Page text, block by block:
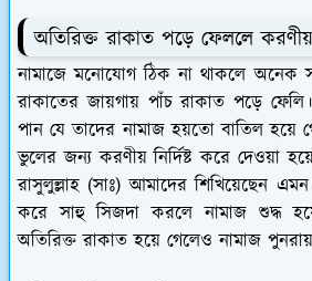
অতিরিক্ত রাকাত পড়ে ফেললে করণীয়
নামাজে মনোযোগ ঠিক না থাকলে অনেক
রাকাতের জায়গায় পাঁচ রাকাত পড়ে
পান যে তাদের নামাজ হয়তো বাতিল হয়ে
ভুলের জন্য করণীয় নির্দিষ্ট করে দেওয়া
রাসুলুল্লাহ (সাঃ) আমাদের শিখিয়েছেন
করে সাহু সিজদা করলে নামাজ শুদ্ধ
অতিরিক্ত রাকাত হয়ে গেলেও নামাজ